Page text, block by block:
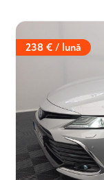
238 € / lună